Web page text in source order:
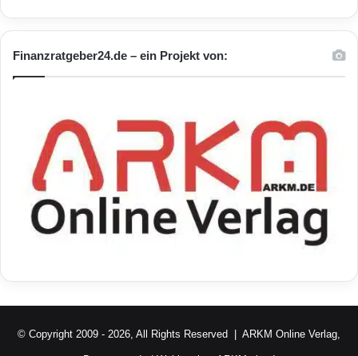
Finanzratgeber24.de – ein Projekt von:
© Copyright 2009 - 2026, All Rights Reserved | ARKM Online Verlag,